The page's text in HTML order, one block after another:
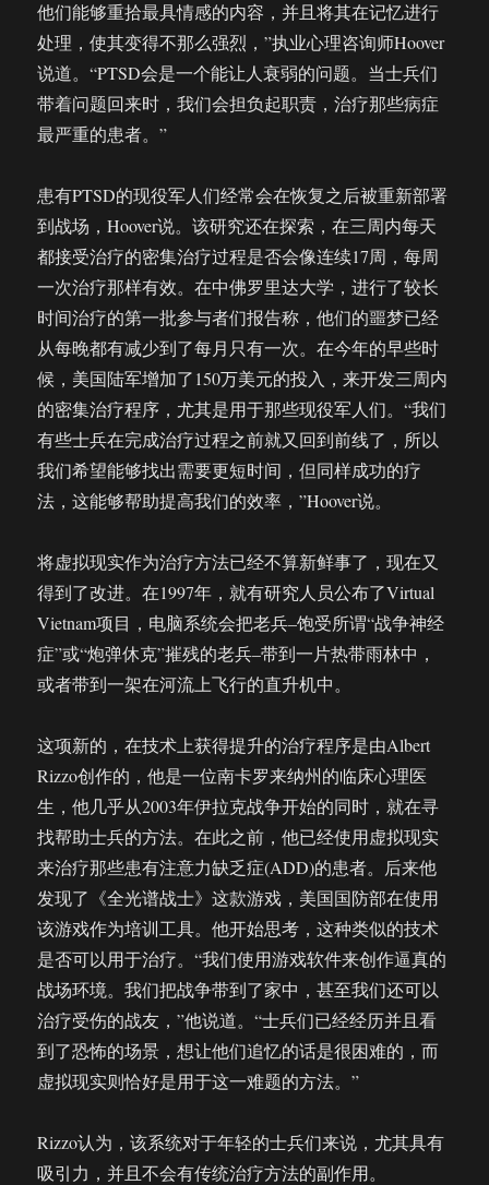
他们能够重拾最具情感的内容，并且将其在记忆进行
处理，使其变得不那么强烈，”执业心理咨询师Hoover
说道。“PTSD会是一个能让人衰弱的问题。当士兵们
带着问题回来时，我们会担负起职责，治疗那些病症
最严重的患者。”
患有PTSD的现役军人们经常会在恢复之后被重新部署
到战场，Hoover说。该研究还在探索，在三周内每天
都接受治疗的密集治疗过程是否会像连续17周，每周
一次治疗那样有效。在中佛罗里达大学，进行了较长
时间治疗的第一批参与者们报告称，他们的噩梦已经
从每晚都有减少到了每月只有一次。在今年的早些时
候，美国陆军增加了150万美元的投入，来开发三周内
的密集治疗程序，尤其是用于那些现役军人们。“我们
有些士兵在完成治疗过程之前就又回到前线了，所以
我们希望能够找出需要更短时间，但同样成功的疗
法，这能够帮助提高我们的效率，”Hoover说。
将虚拟现实作为治疗方法已经不算新鲜事了，现在又
得到了改进。在1997年，就有研究人员公布了Virtual
Vietnam项目，电脑系统会把老兵–饱受所谓“战争神经
症”或“炮弹休克”摧残的老兵–带到一片热带雨林中，
或者带到一架在河流上飞行的直升机中。
这项新的，在技术上获得提升的治疗程序是由Albert
Rizzo创作的，他是一位南卡罗来纳州的临床心理医
生，他几乎从2003年伊拉克战争开始的同时，就在寻
找帮助士兵的方法。在此之前，他已经使用虚拟现实
来治疗那些患有注意力缺乏症(ADD)的患者。后来他
发现了《全光谱战士》这款游戏，美国国防部在使用
该游戏作为培训工具。他开始思考，这种类似的技术
是否可以用于治疗。“我们使用游戏软件来创作逼真的
战场环境。我们把战争带到了家中，甚至我们还可以
治疗受伤的战友，”他说道。“士兵们已经经历并且看
到了恐怖的场景，想让他们追忆的话是很困难的，而
虚拟现实则恰好是用于这一难题的方法。”
Rizzo认为，该系统对于年轻的士兵们来说，尤其具有
吸引力，并且不会有传统治疗方法的副作用。